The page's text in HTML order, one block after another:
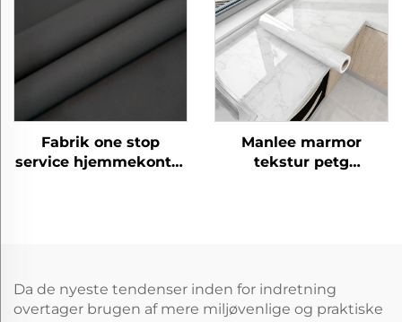
køkken skab
Fabrik one stop
service hjemmekontor
Manlee marmor
tekstur petg
Da de nyeste tendenser inden for indretning
overtager brugen af mere miljøvenlige og praktiske